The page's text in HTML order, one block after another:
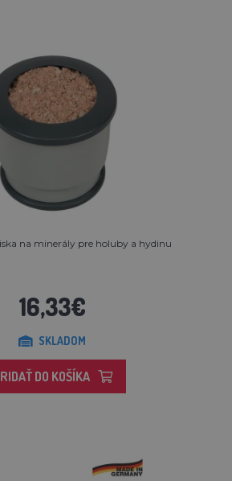
na minerály pre holuby a hydinu
16,33€
SKLADOM
DO KOŠÍKA